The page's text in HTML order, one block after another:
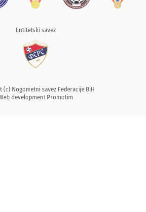
Entitetski savez
(c) Nogometni savez Federacije BiH
development Promotim